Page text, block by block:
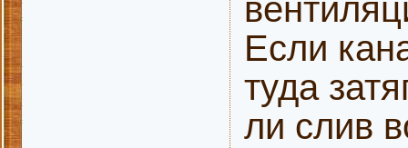
Если
туда
ли слив